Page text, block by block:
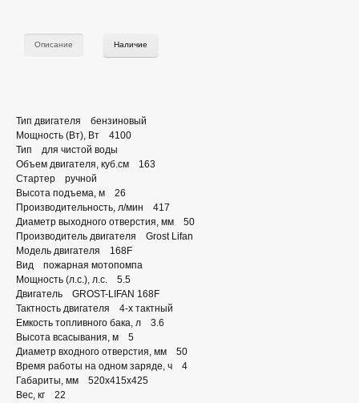
Описание Наличие
Тип двигателя бензиновый
Мощность (Вт), Вт 4100
Тип для чистой воды
Объем двигателя, куб.см 163
Стартер ручной
Высота подъема, м 26
Производительность, л/мин 417
Диаметр выходного отверстия, мм 50
Производитель двигателя Grost Lifan
Модель двигателя 168F
Вид пожарная мотопомпа
Мощность (л.с.), л.с. 5.5
Двигатель GROST-LIFAN 168F
Тактность двигателя 4-х тактный
Емкость топливного бака, л 3.6
Высота всасывания, м 5
Диаметр входного отверстия, мм 50
Время работы на одном заряде, ч 4
Габариты, мм 520х415х425
Вес, кг 22